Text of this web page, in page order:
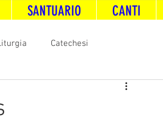
SANTUARIO CANTI
Catechesi
Radio Dream Together